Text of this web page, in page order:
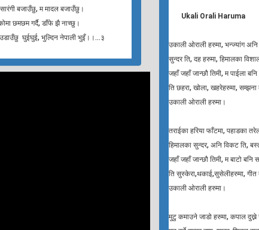
बजाउँछु, म मादल बजाउँछु।
छमछम गर्दै, डाँफे झै नाच्छु।
घुईघुई, भुल्दिन नेपाली भुइँ।।…३
Ukali Orali Haruma
उकाली ओराली हरुमा, भन्ज्यांग अनि
सुन्दर ति, दह हरुमा, हिमालका
जहाँ जहाँ जान्छौ तिमी, म पाईला
ति छहरा, खोला, खहरेहरुमा, सम्झना
उकाली ओराली हरुमा।
तराईका हरिया फाँटमा, पहाडका
हिमालका सुन्दर, अनि विकट ति,
जहाँ जहाँ जान्छौ तिमी, म बाटो
ति सुस्केरा,थकाई,सुसेलीहरुमा, गीत
उकाली ओराली हरुमा।
मुटु कमाउने जाडो हरुमा, कपाल दुख्ने